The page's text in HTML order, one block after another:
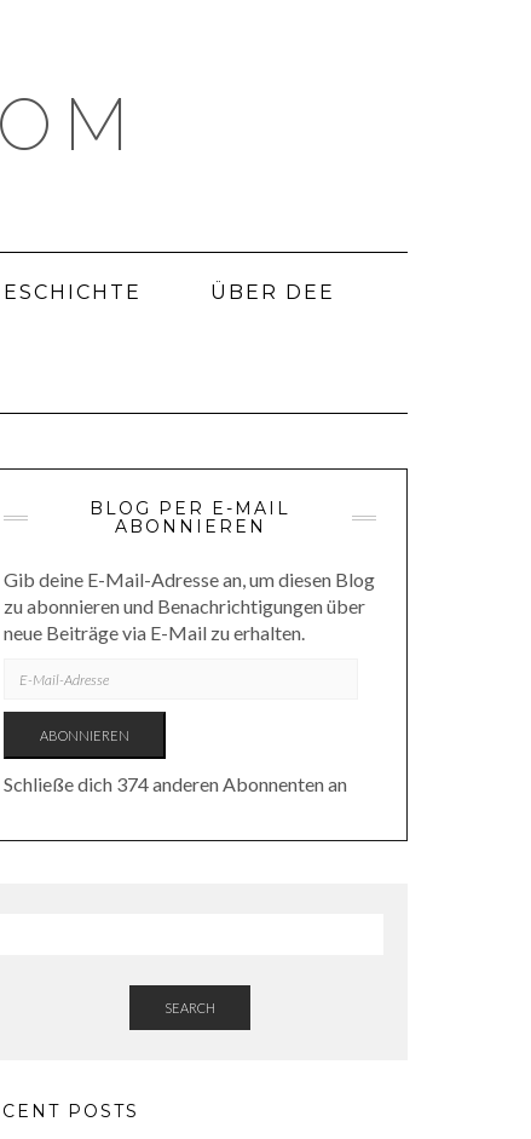
ÜBER DEE
BLOG PER E-MAIL
ABONNIEREN
Gib deine E-Mail-Adresse an, um diesen Blog
zu abonnieren und Benachrichtigungen über
neue Beiträge via E-Mail zu erhalten.
MAIL-
ABONNIEREN
Schließe dich 374 anderen Abonnenten an
SEARCH
POSTS